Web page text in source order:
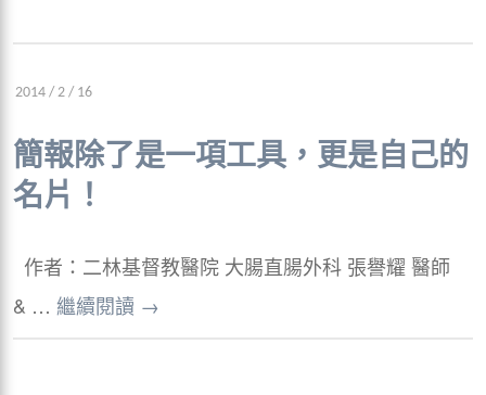
2014 / 2 / 16
簡報除了是一項工具，更是自己的
名片！
作者：二林基督教醫院 大腸直腸外科 張譽耀 醫師
& … 繼續閱讀 →